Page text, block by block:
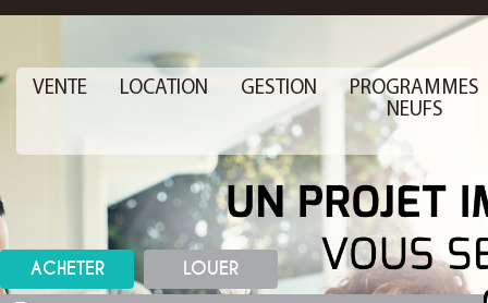
VENTE LOCATION GESTION
PROGRAMMES
NEUFS
ACHETER LOUER